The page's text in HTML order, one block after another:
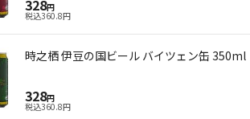
328円
税込360.8円
時之栖 伊豆の国ビール バイツェン缶 350ml
328円
税込360.8円